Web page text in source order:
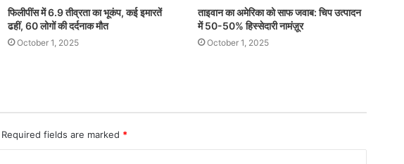
फिलीपींस में 6.9 तीव्रता का भूकंप, कई इमारतें
ढहीं, 60 लोगों की दर्दनाक मौत
October 1, 2025
ताइवान का अमेरिका को साफ जवाब: चिप उत्पादन
में 50-50% हिस्सेदारी नामंज़ूर
October 1, 2025
Required fields are marked *